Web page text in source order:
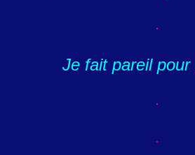
Je fait pareil pour